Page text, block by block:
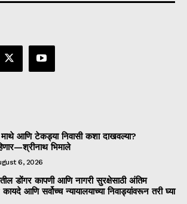
आणि टेकड्या निवासी कशा दाखवल्या?
भिमाले
6, 2026
डोंगर कापणी आणि नागरी सुरक्षेसाठी अंतिम
आणि सर्वोच्च न्यायालयाच्या निवाड्यांवरून तरी घ्या